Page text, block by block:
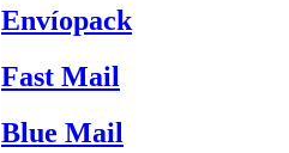
Envíopack
Fast Mail
Blue Mail